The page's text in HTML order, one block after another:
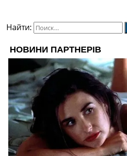
Найти: